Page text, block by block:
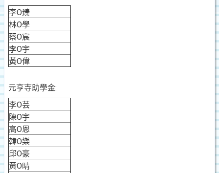
李O臻
林O學
蔡O宸
李O宇
黃O偉
元亨寺助學金:
李O芸
陳O宇
高O恩
韓O樂
邱O豪
黃O晴